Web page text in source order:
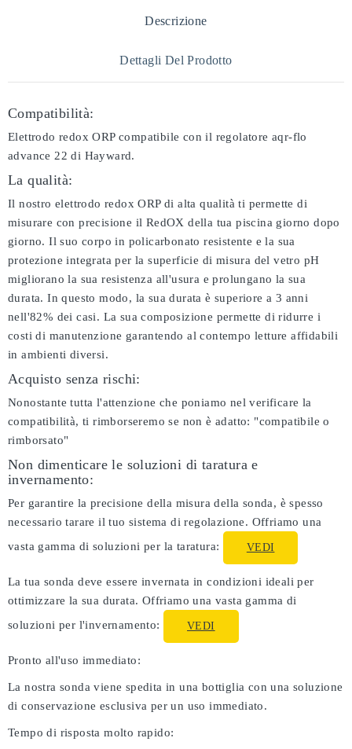
Descrizione
Dettagli Del Prodotto
Compatibilità:
Elettrodo redox ORP compatibile con il regolatore aqr-flo
advance 22 di Hayward.
La qualità:
Il nostro elettrodo redox ORP di alta qualità ti permette di
misurare con precisione il RedOX della tua piscina giorno dopo
giorno. Il suo corpo in policarbonato resistente e la sua
protezione integrata per la superficie di misura del vetro pH
migliorano la sua resistenza all'usura e prolungano la sua
durata. In questo modo, la sua durata è superiore a 3 anni
nell'82% dei casi. La sua composizione permette di ridurre i
costi di manutenzione garantendo al contempo letture affidabili
in ambienti diversi.
Acquisto senza rischi:
Nonostante tutta l'attenzione che poniamo nel verificare la
compatibilità, ti rimborseremo se non è adatto: "compatibile o
rimborsato"
Non dimenticare le soluzioni di taratura e
invernamento:
Per garantire la precisione della misura della sonda, è spesso
necessario tarare il tuo sistema di regolazione. Offriamo una
vasta gamma di soluzioni per la taratura:
VEDI
La tua sonda deve essere invernata in condizioni ideali per
ottimizzare la sua durata. Offriamo una vasta gamma di
soluzioni per l'invernamento:
VEDI
Pronto all'uso immediato:
La nostra sonda viene spedita in una bottiglia con una soluzione
di conservazione esclusiva per un uso immediato.
Tempo di risposta molto rapido: